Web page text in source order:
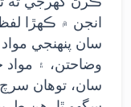
انجن ۾ ڪهڙا
سان پنهنجي مواد
وضاحتن، ۽
سان، توهان